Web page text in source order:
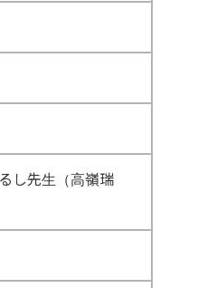
し先生（高嶺瑞